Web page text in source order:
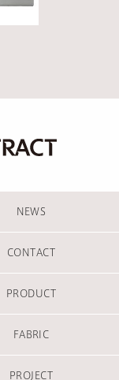
NEWS
CONTACT
PRODUCT
FABRIC
PROJECT